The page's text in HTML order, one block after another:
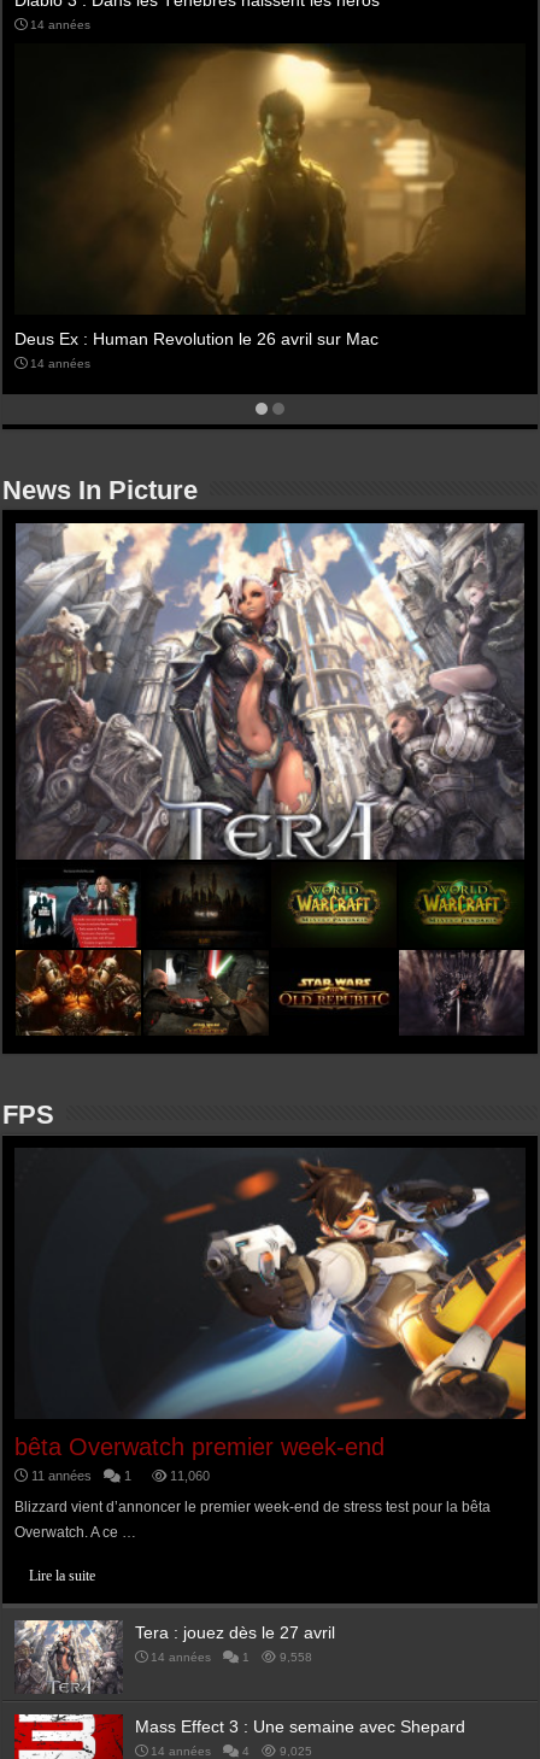
14 années
Diablo 3 en open bêta ce week-end
14 années
News In Picture
FPS
bêta Overwatch premier week-end
11 années 1 11,060
Blizzard vient d’annoncer le premier week-end de stress test pour la bêta
Overwatch. A ce …
Lire la suite
Tera : jouez dès le 27 avril
14 années 1 9,558
Mass Effect 3 : Une semaine avec Shepard
14 années 4 9,025